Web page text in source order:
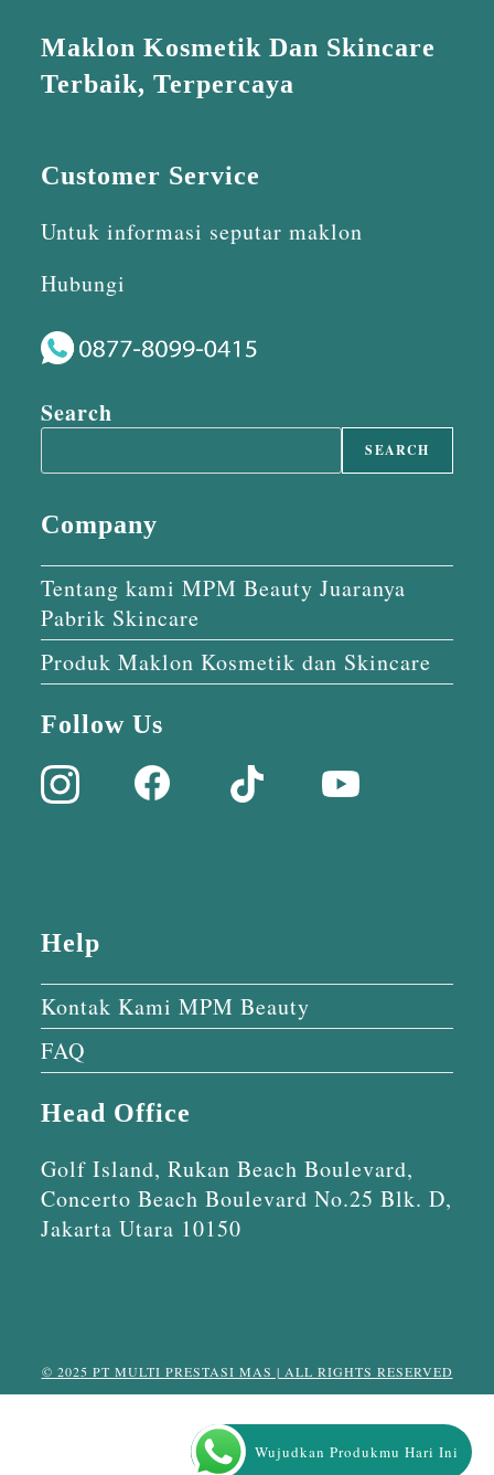
Maklon Kosmetik Dan Skincare
Terbaik, Terpercaya
Customer Service
Untuk informasi seputar maklon
Hubungi
Search
SEARCH
Company
Tentang kami MPM Beauty Juaranya
Pabrik Skincare
Produk Maklon Kosmetik dan Skincare
Follow Us
Help
Kontak Kami MPM Beauty
FAQ
Head Office
Golf Island, Rukan Beach Boulevard,
Concerto Beach Boulevard No.25 Blk. D,
Jakarta Utara 10150
© 2025 PT MULTI PRESTASI MAS | ALL RIGHTS RESERVED
Wujudkan Produkmu Hari Ini